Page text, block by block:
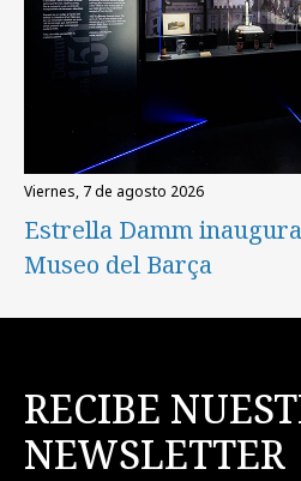
viernes, 7 de agosto 2026
Estrella Damm
Museo del Barça
RECIBE
NEWSLETTER